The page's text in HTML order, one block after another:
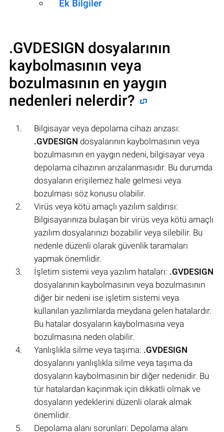
Ek Bilgiler
.GVDESIGN dosyalarının
kaybolmasının veya
bozulmasının en yaygın
nedenleri nelerdir?
Bilgisayar veya depolama cihazı arızası:
.GVDESIGN dosyalarının kaybolmasının veya
bozulmasının en yaygın nedeni, bilgisayar veya
depolama cihazının arızalanmasıdır. Bu durumda
dosyaların erişilemez hale gelmesi veya
bozulması söz konusu olabilir.
Virüs veya kötü amaçlı yazılım saldırısı:
Bilgisayarınıza bulaşan bir virüs veya kötü amaçlı
yazılım dosyalarınızı bozabilir veya silebilir. Bu
nedenle düzenli olarak güvenlik taramaları
yapmak önemlidir.
İşletim sistemi veya yazılım hataları: .GVDESIGN
dosyalarının kaybolmasının veya bozulmasının
diğer bir nedeni ise işletim sistemi veya
kullanılan yazılımlarda meydana gelen hatalardır.
Bu hatalar dosyaların kaybolmasına veya
bozulmasına neden olabilir.
Yanlışlıkla silme veya taşıma: .GVDESIGN
dosyalarını yanlışlıkla silme veya taşıma da
dosyaların kaybolmasının bir diğer nedenidir. Bu
tür hatalardan kaçınmak için dikkatli olmak ve
dosyaların yedeklerini düzenli olarak almak
önemlidir.
Depolama alanı sorunları: Depolama alanı